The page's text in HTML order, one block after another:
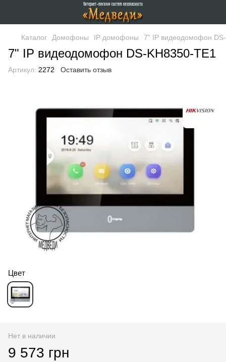
Каталог Домофоны IP домофоны 7" IP видеодомофон
7" IP видеодомофон DS-KH8350-TE1
Артикул: 2272 Оставить отзыв
Цвет
Нет в наличии
9 573 грн